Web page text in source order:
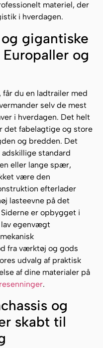
materiel, der
i hverdagen.
gigantiske
og
får du en ladtrailer med
selv de mest
i hverdagen. Det helt
det fabelagtige og store
og bredden. Det
standard
eller lange spær,
være den
efterlader
lasteevne på det
er opbygget i
egenvægt
fra værktøj og gods
udvalg af praktisk
af dine materialer på
.
og
skabt til